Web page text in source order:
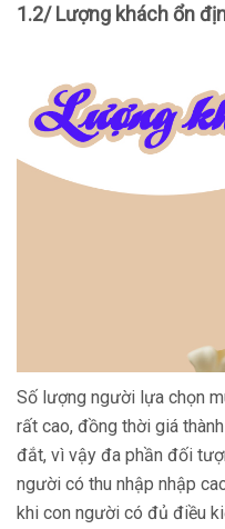
1.2/ Lượng khách ổn
Số lượng người lựa chọn
rất cao, đồng thời giá
đắt, vì vậy đa phần đối
người có thu nhập nhập
khi con người có đủ điều